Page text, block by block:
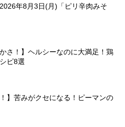
2026年8月3日(月)「ピリ辛肉みそ
かさ！】ヘルシーなのに大満足！鶏
ピ8選
！】苦みがクセになる！ピーマンの